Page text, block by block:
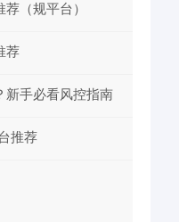
（规平台）
荐
新手必看风控指南
推荐